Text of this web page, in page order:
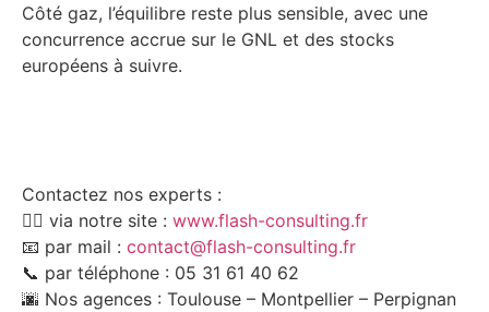
Côté gaz, l’équilibre reste plus sensible, avec une
concurrence accrue sur le GNL et des stocks
européens à suivre.
Contactez nos experts :
👉🏻 via notre site : www.flash-consulting.fr
📧 par mail : contact@flash-consulting.fr
📞 par téléphone : 05 31 61 40 62
🌆 Nos agences : Toulouse – Montpellier – Perpignan